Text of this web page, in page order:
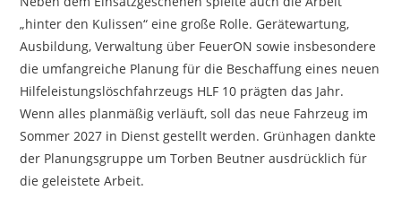
„hinter den Kulissen“ eine große Rolle. Gerätewartung,
Ausbildung, Verwaltung über FeuerON sowie insbesondere
die umfangreiche Planung für die Beschaffung eines neuen
Hilfeleistungslöschfahrzeugs HLF 10 prägten das Jahr.
Wenn alles planmäßig verläuft, soll das neue Fahrzeug im
Sommer 2027 in Dienst gestellt werden. Grünhagen dankte
der Planungsgruppe um Torben Beutner ausdrücklich für
die geleistete Arbeit.